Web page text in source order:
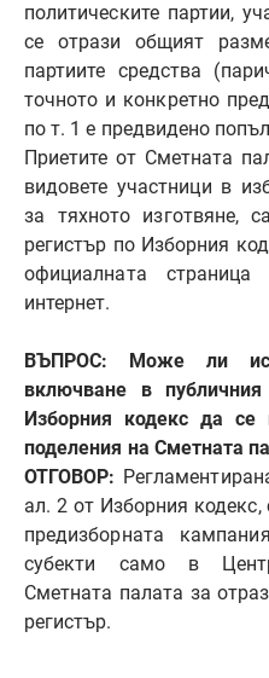
политическите партии,
се отрази общият
партиите средства
точното и конкретно
по т. 1 е предвидено
Приетите от Сметната
видовете участници в
за тяхното изготвяне,
регистър по Изборния
официалната
интернет.
ВЪПРОС: Може ли
включване в
Изборния кодекс да се
поделения на Сметната
ОТГОВОР:
ал. 2 от Изборния
предизборната
субекти само в
Сметната палата за
регистър.